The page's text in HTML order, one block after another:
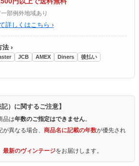
部例外地域あり
詳しくはこちら ›
法 ›
JCB AMEX Diners
後払い
）に関するご注意】
品は年数のご指定はできません。
異なる場合、 商品名に記載の年数が優先され
最新のヴィンテージをお届けします。